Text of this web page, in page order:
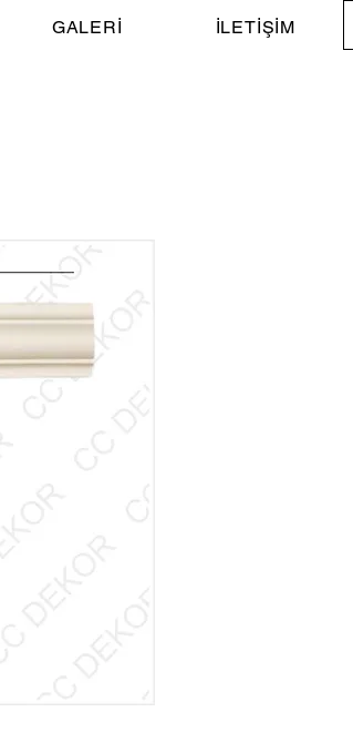
GALERİ İLETİŞİM